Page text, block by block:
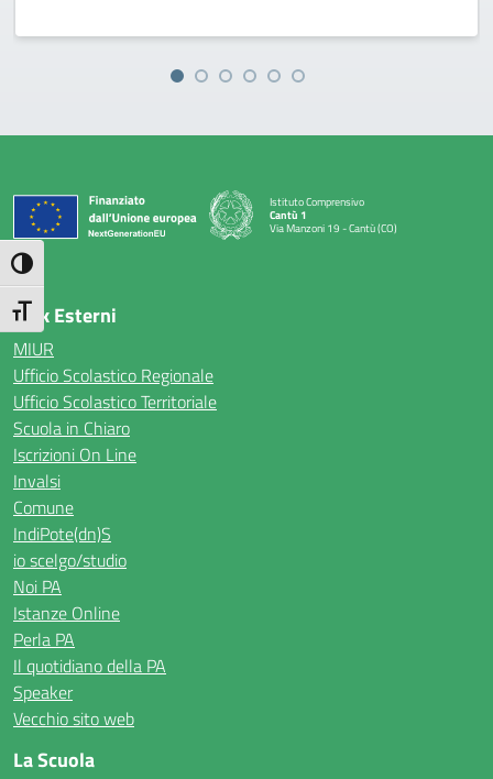
Attiva/disattiva alto contrasto
Attiva/disattiva dimensione testo
Istituto Comprensivo
Cantù 1
Via Manzoni 19 - Cantù (CO)
— Visita la pagina iniziale della scuola
Link Esterni
MIUR
Ufficio Scolastico Regionale
Ufficio Scolastico Territoriale
Scuola in Chiaro
Iscrizioni On Line
Invalsi
Comune
IndiPote(dn)S
io scelgo/studio
Noi PA
Istanze Online
Perla PA
Il quotidiano della PA
Speaker
Vecchio sito web
La Scuola